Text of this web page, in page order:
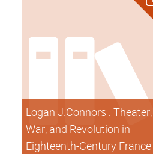
Logan J.Connors : Theater,
War, and Revolution in
Eighteenth-Century France